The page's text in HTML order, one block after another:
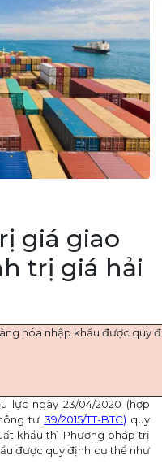
giá giao
trị giá hải
hóa nhập khẩu được quy
lực ngày 23/04/2020 (hợp
tư 39/2015/TT-BTC) quy
khẩu thì Phương pháp trị
được quy định cụ thể như